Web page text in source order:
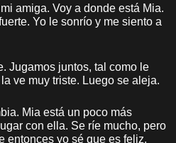
amiga. Voy a donde está Mia.
Yo le sonrío y me siento a
Jugamos juntos, tal como le
ve muy triste. Luego se aleja.
Mia está un poco más
con ella. Se ríe mucho, pero
entonces yo sé que es feliz.